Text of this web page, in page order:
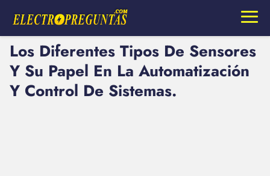
Los Diferentes Tipos De Sensores
Y Su Papel En La Automatización
Y Control De Sistemas.